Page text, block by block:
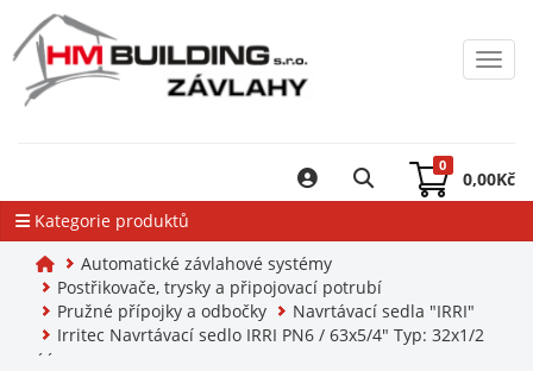
0
0,00Kč
Kategorie produktů
Automatické závlahové systémy
Postřikovače, trysky a připojovací potrubí
Pružné přípojky a odbočky
Navrtávací sedla "IRRI"
Irritec Navrtávací sedlo IRRI PN6 / 63x5/4" Typ: 32x1/2
´´